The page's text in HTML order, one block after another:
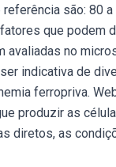
são: 80
que podem
avaliadas no
indicativa de
ferropriva.
produzir as
diretos, as